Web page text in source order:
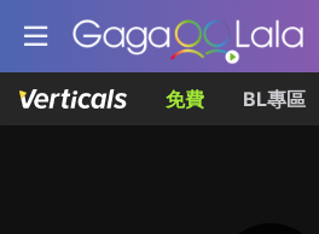
免費 BL專區